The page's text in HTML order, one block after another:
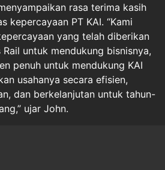
rasa terima kasih
kepercayaan PT KAI. “Kami
yang telah diberikan
untuk mendukung bisnisnya,
penuh untuk mendukung KAI
usahanya secara efisien,
dan berkelanjutan untuk tahun-
ujar John.